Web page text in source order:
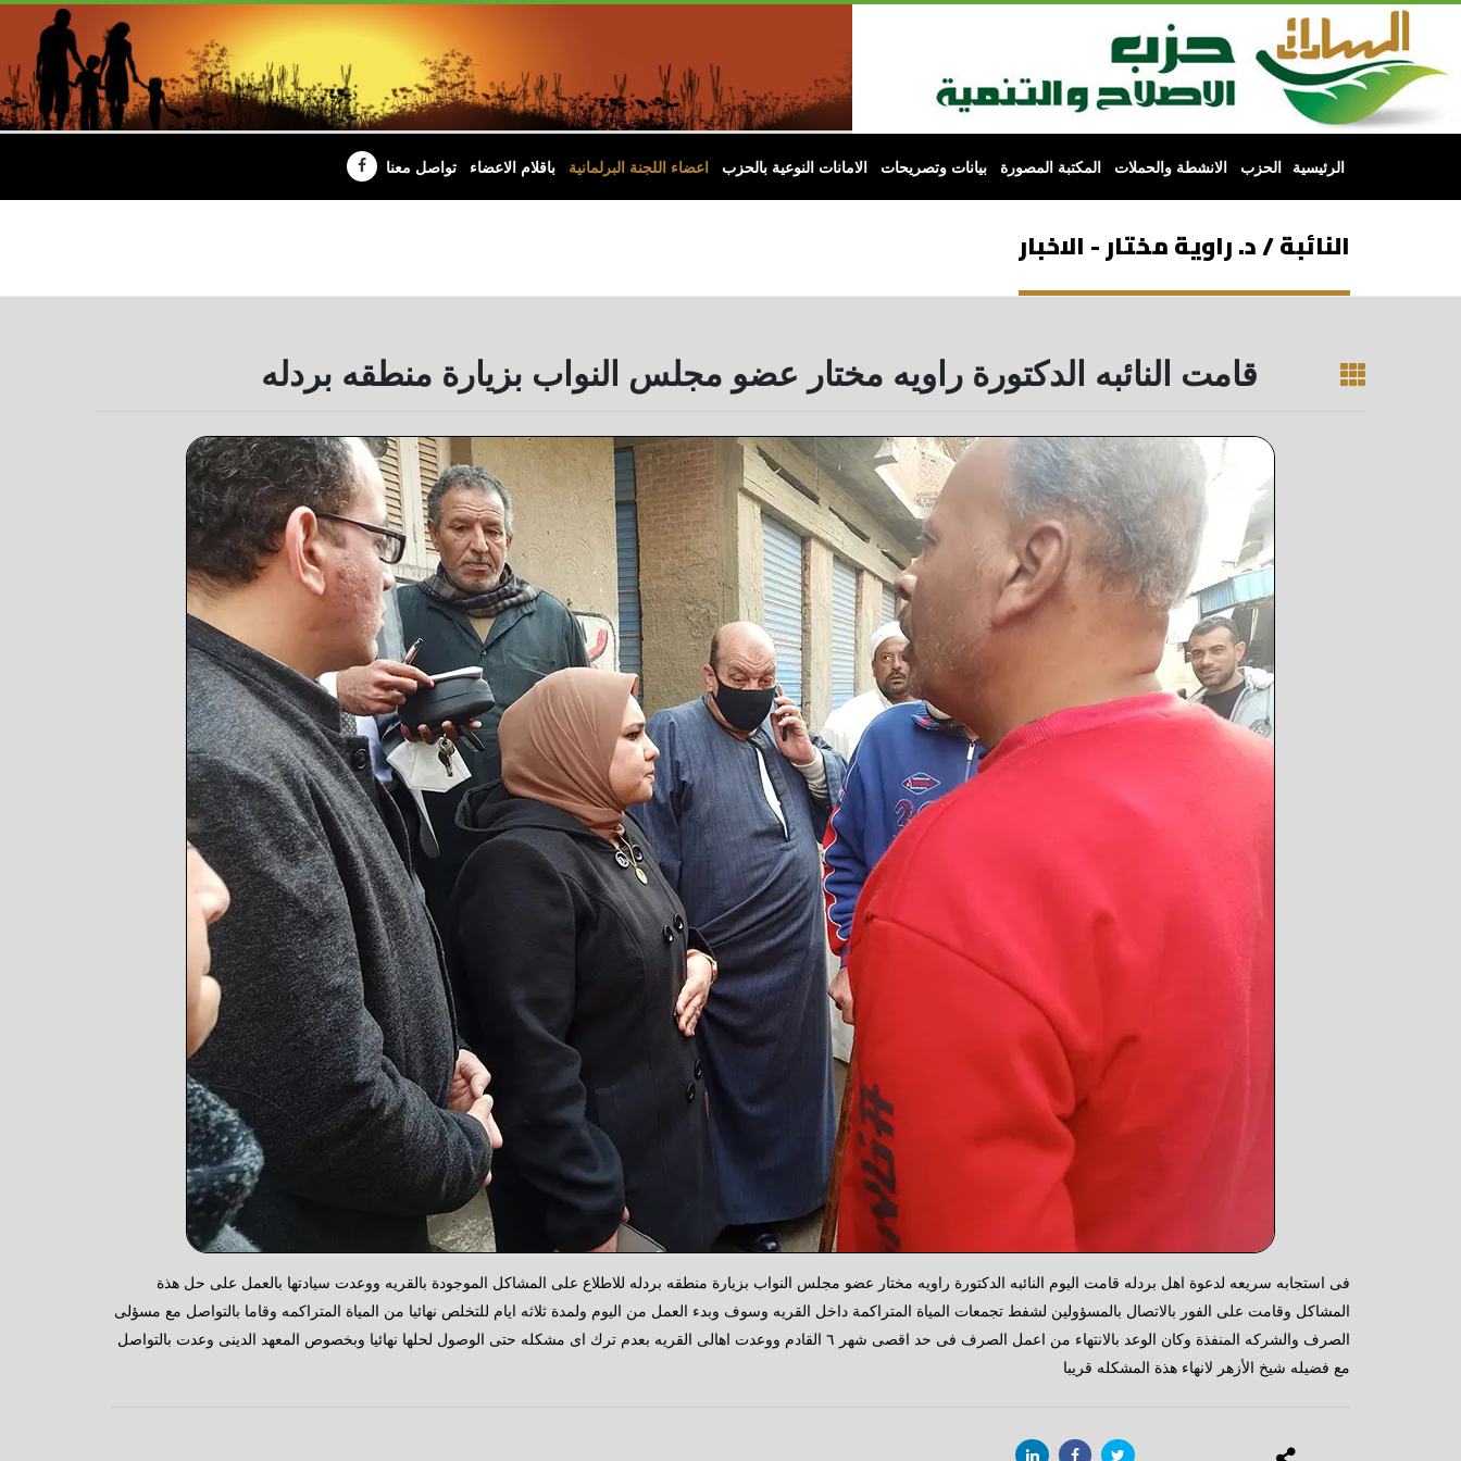
الرئيسية الحزب الانشطة والحملات المكتبة المصورة بيانات وتصريحات الامانات النوعية بالحزب اعضاء اللجنة البرلمانية باقلام الاعضاء تواصل معنا
النائبة / د. راوية مختار - الاخبار
قامت النائبه الدكتورة راويه مختار عضو مجلس النواب بزيارة منطقه بردله
فى استجابه سريعه لدعوة اهل بردله قامت اليوم النائبه الدكتورة راويه مختار عضو مجلس النواب بزيارة منطقه بردله للاطلاع على المشاكل الموجودة بالقريه ووعدت سيادتها بالعمل على حل هذة
المشاكل وقامت على الفور بالاتصال بالمسؤولين لشفط تجمعات المياة المتراكمة داخل القريه وسوف وبدء العمل من اليوم ولمدة ثلاثه ايام للتخلص نهائيا من المياة المتراكمه وقاما بالتواصل مع مسؤلى
الصرف والشركه المنفذة وكان الوعد بالانتهاء من اعمل الصرف فى حد اقصى شهر ٦ القادم ووعدت اهالى القريه بعدم ترك اى مشكله حتى الوصول لحلها نهائيا وبخصوص المعهد الدينى وعدت بالتواصل
مع فضيله شيخ الأزهر لانهاء هذة المشكله قريبا